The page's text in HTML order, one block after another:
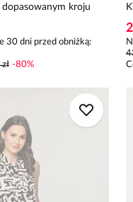
dopasowanym kroju
30 dni przed obniżką:
-80%